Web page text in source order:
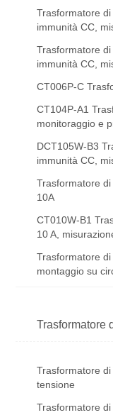
Trasformatore
immunità CC,
Trasformatore
immunità CC,
CT006P-C
CT104P-A1
monitoraggio e
DCT105W-B3
immunità CC,
Trasformatore
10A
CT010W-B1
10 A,
Trasformatore
montaggio su
Trasformatore
Trasformatore
tensione
Trasformatore